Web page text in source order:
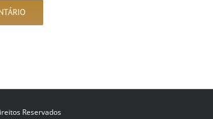
Reservados